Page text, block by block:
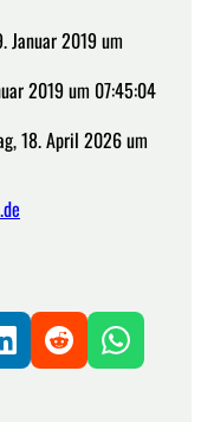
Januar 2019 um
2019 um 07:45:04
18. April 2026 um